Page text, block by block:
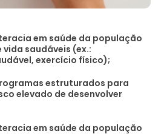
em saúde da população
saudáveis (ex.:
exercício físico);
estruturados para
elevado de desenvolver
em saúde da população